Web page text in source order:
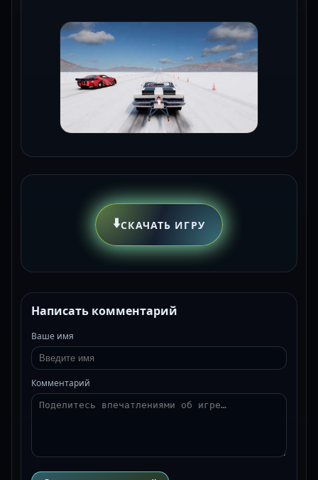
⬇️СКАЧАТЬ ИГРУ
Написать комментарий
Ваше имя
Комментарий